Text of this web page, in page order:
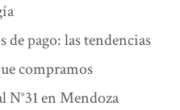
pago: las tendencias
compramos
N°31 en Mendoza